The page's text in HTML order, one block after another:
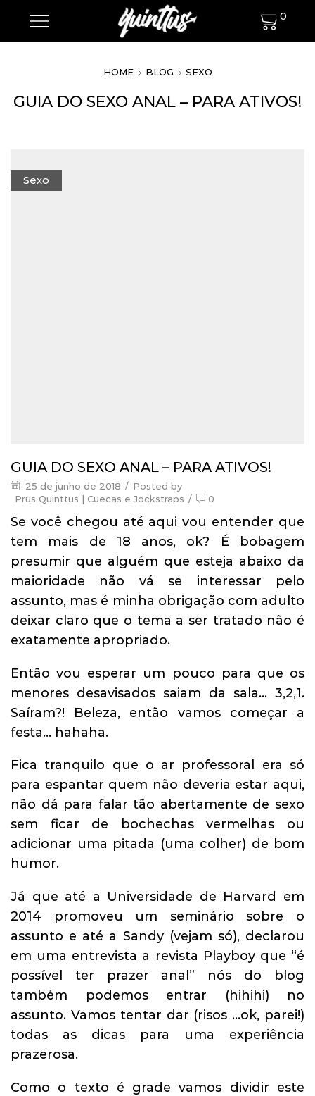
0
HOME BLOG SEXO
GUIA DO SEXO ANAL – PARA ATIVOS!
Sexo
GUIA DO SEXO ANAL – PARA ATIVOS!
25 de junho de 2018 / Posted by
Prus Quinttus | Cuecas e Jockstraps / 0
Se você chegou até aqui vou entender que
tem mais de 18 anos, ok? É bobagem
presumir que alguém que esteja abaixo da
maioridade não vá se interessar pelo
assunto, mas é minha obrigação com adulto
deixar claro que o tema a ser tratado não é
exatamente apropriado.
Então vou esperar um pouco para que os
menores desavisados saiam da sala… 3,2,1.
Saíram?! Beleza, então vamos começar a
festa… hahaha.
Fica tranquilo que o ar professoral era só
para espantar quem não deveria estar aqui,
não dá para falar tão abertamente de sexo
sem ficar de bochechas vermelhas ou
adicionar uma pitada (uma colher) de bom
humor.
Já que até a Universidade de Harvard em
2014 promoveu um seminário sobre o
assunto e até a Sandy (vejam só), declarou
em uma entrevista a revista Playboy que “é
possível ter prazer anal” nós do blog
também podemos entrar (hihihi) no
assunto. Vamos tentar dar (risos …ok, parei!)
todas as dicas para uma experiência
prazerosa.
Como o texto é grade vamos dividir este